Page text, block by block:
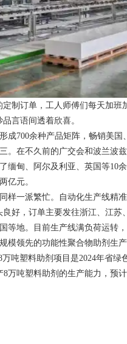
制订单，工人师傅们每天加
言语间透着欣喜。
成700余种产品矩阵，畅销美国
。在不久前的广交会和波兰波
缅甸、阿尔及利亚、英国等10
亿元。
样一派繁忙。自动化生产线精
好，订单主要发往浙江、江
等地。目前生产线满负荷运转
模领先的功能性聚合物助剂生
吨塑料助剂项目是2024年省
万吨塑料助剂的生产能力，预